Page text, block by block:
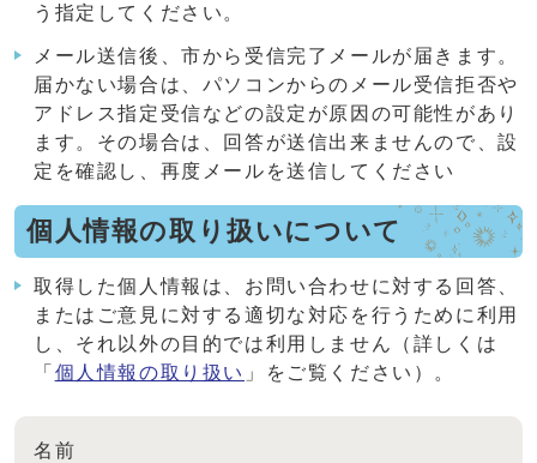
う指定してください。
メール送信後、市から受信完了メールが届きます。
届かない場合は、パソコンからのメール受信拒否や
アドレス指定受信などの設定が原因の可能性があり
ます。その場合は、回答が送信出来ませんので、設
定を確認し、再度メールを送信してください
個人情報の取り扱いについて
取得した個人情報は、お問い合わせに対する回答、
またはご意見に対する適切な対応を行うために利用
し、それ以外の目的では利用しません（詳しくは
「 個人情報の取り扱い 」をご覧ください）。
名前